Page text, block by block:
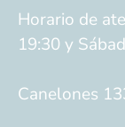
Horario de
19:30 y
Canelones